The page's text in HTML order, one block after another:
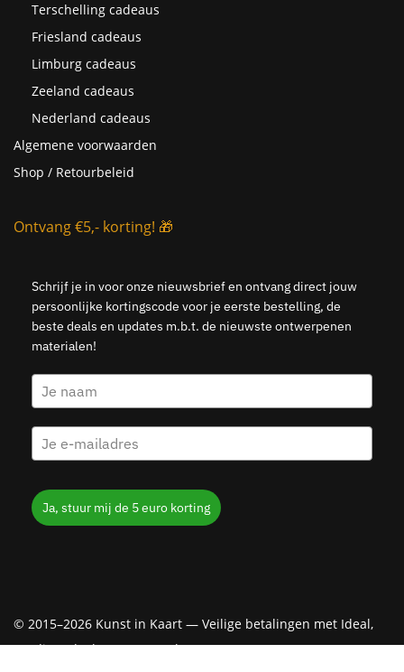
Terschelling cadeaus
Friesland cadeaus
Limburg cadeaus
Zeeland cadeaus
Nederland cadeaus
Algemene voorwaarden
Shop / Retourbeleid
Ontvang €5,- korting! 🎁
Schrijf je in voor onze nieuwsbrief en ontvang direct jouw
persoonlijke kortingscode voor je eerste bestelling, de
beste deals en updates m.b.t. de nieuwste ontwerpenen
materialen!
Ja, stuur mij de 5 euro korting
© 2015–2026 Kunst in Kaart — Veilige betalingen met Ideal,
Creditcard, Klarna & PayPal